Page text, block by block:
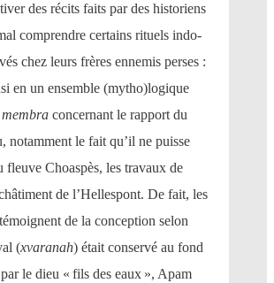
des récits faits par des historiens
comprendre certains rituels indo-
chez leurs frères ennemis perses :
en un ensemble (mytho)logique
concernant le rapport du
notamment le fait qu’il ne puisse
fleuve Choaspès, les travaux de
de l’Hellespont. De fait, les
de la conception selon
(xvaranah) était conservé au fond
le dieu « fils des eaux », Apam